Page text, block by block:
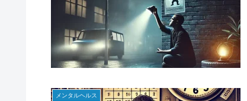
メンタルヘルス